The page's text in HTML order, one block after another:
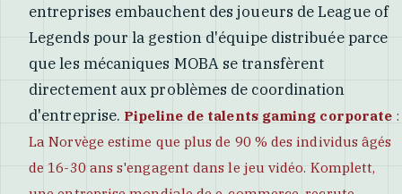
entreprises embauchent des joueurs de League of
Legends pour la gestion d'équipe distribuée parce
que les mécaniques MOBA se transfèrent
directement aux problèmes de coordination
d'entreprise. Pipeline de talents gaming corporate :
La Norvège estime que plus de 90 % des individus âgés
de 16-30 ans s'engagent dans le jeu vidéo. Komplett,